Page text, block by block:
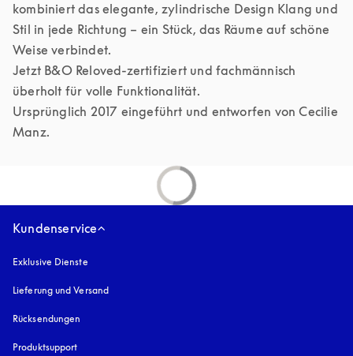
kombiniert das elegante, zylindrische Design Klang und
Stil in jede Richtung – ein Stück, das Räume auf schöne
Weise verbindet.
Jetzt B&O Reloved-zertifiziert und fachmännisch
überholt für volle Funktionalität.
Ursprünglich 2017 eingeführt und entworfen von Cecilie
Manz.
Kundenservice
Exklusive Dienste
Lieferung und Versand
Rücksendungen
Produktsupport